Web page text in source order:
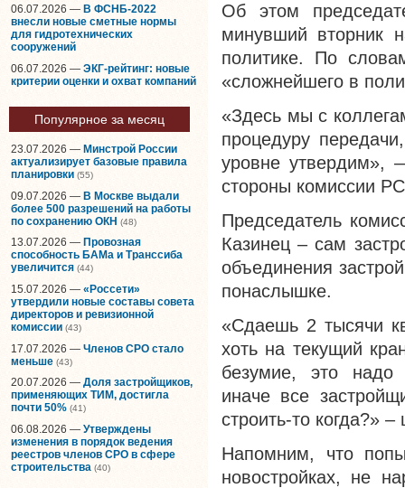
06.07.2026 — В ФСНБ-2022
внесли новые сметные нормы
для гидротехнических
сооружений
06.07.2026 — ЭКГ-рейтинг: новые
критерии оценки и охват компаний
Популярное за месяц
23.07.2026 — Минстрой России
актуализирует базовые правила
планировки (55)
09.07.2026 — В Москве выдали
более 500 разрешений на работы
по сохранению ОКН (48)
13.07.2026 — Провозная
способность БАМа и Транссиба
увеличится (44)
15.07.2026 — «Россети»
утвердили новые составы совета
директоров и ревизионной
комиссии (43)
17.07.2026 — Членов СРО стало
меньше (43)
20.07.2026 — Доля застройщиков,
применяющих ТИМ, достигла
почти 50% (41)
06.08.2026 — Утверждены
изменения в порядок ведения
реестров членов СРО в сфере
строительства (40)
Об этом
минувший вторник
политике. По
«сложнейшего в
«Здесь мы с
процедуру
уровне утвердим»,
стороны комиссии
Председатель
Казинец – сам
объединения
понаслышке.
«Сдаешь 2 тысячи
хоть на текущий
безумие, это надо
иначе все
строить-то когда?»
Напомним, что
новостройках, не